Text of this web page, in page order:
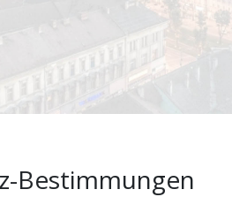
Bestimmungen